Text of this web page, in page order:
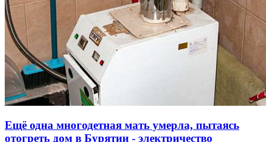
Ещё одна многодетная мать умерла, пытаясь
отогреть дом в Бурятии - электричество